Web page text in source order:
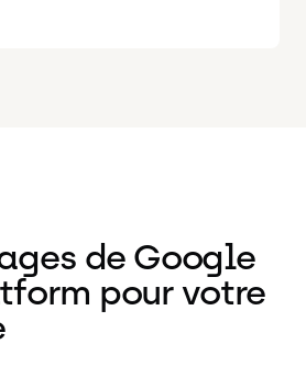
de Google
pour votre